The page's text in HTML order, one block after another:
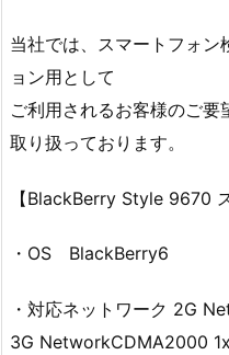
当社では、スマートフォン
ョン用として
ご利用されるお客様のご
取り扱っております。
【BlackBerry Style 9670
・OS BlackBerry6
・対応ネットワーク 2G
3G NetworkCDMA2000